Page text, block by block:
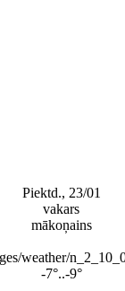
Piektd., 23/01
vakars
mākoņains
-7°..-9°